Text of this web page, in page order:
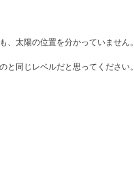
太陽の位置を分かっていません。
同じレベルだと思ってください。